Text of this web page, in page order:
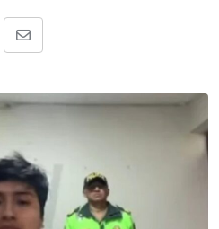
Share
Email